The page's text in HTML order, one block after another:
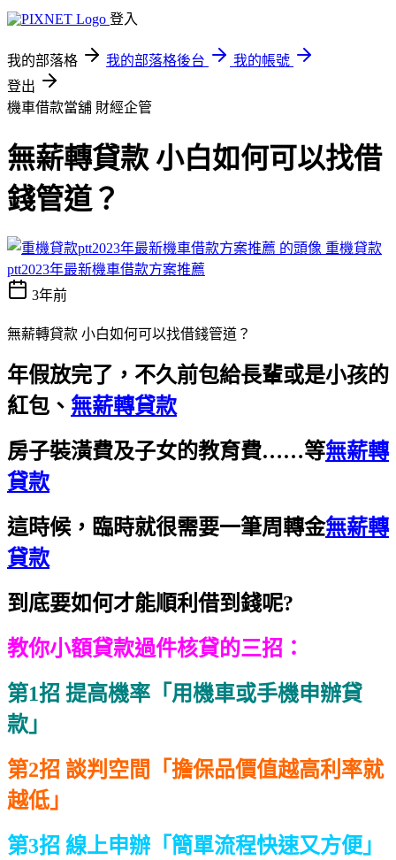
登入
我的部落格 我的部落格後台
我的帳號
登出
機車借款當舖 財經企管
無薪轉貸款 小白如何可以找借
錢管道？
重機貸款
ptt2023年最新機車借款方案推薦
3年前
無薪轉貸款 小白如何可以找借錢管道？
年假放完了，不久前包給長輩或是小孩的
紅包、 無薪轉貸款
房子裝潢費及子女的教育費……等無薪轉
貸款
這時候，臨時就很需要一筆周轉金無薪轉
貸款
到底要如何才能順利借到錢呢?
教你小額貸款過件核貸的三招：
第1招 提高機率「用機車或手機申辦貸
款」
第2招 談判空間「擔保品價值越高利率就
越低」
第3招 線上申辦「簡單流程快速又方便」